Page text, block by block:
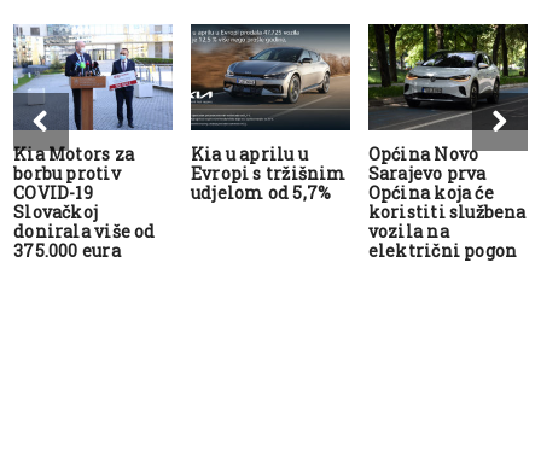
Kia Motors za
borbu protiv
COVID-19
Slovačkoj
donirala više od
375.000 eura
Kia u aprilu u
Evropi s tržišnim
udjelom od 5,7%
Općina Novo
Sarajevo prva
Općina koja će
koristiti službena
vozila na
električni pogon